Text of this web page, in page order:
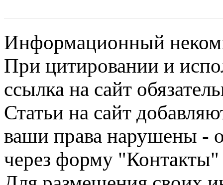
Информационный
При цитировании и
ссылка на сайт
Статьи на сайт
ваши права нарушены -
через форму "Контакты"